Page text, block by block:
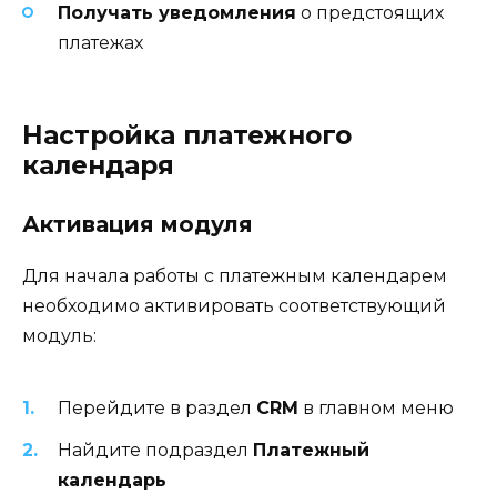
Получать уведомления о предстоящих
платежах
Настройка платежного
календаря
Активация модуля
Для начала работы с платежным календарем
необходимо активировать соответствующий
модуль:
Перейдите в раздел CRM в главном меню
Найдите подраздел Платежный
календарь